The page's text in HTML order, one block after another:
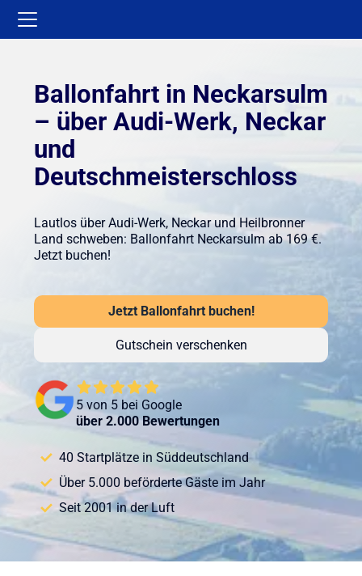
Ballonfahrt in Neckarsulm
– über Audi-Werk, Neckar
und
Deutschmeisterschloss
Lautlos über Audi-Werk, Neckar und Heilbronner
Land schweben: Ballonfahrt Neckarsulm ab 169 €.
Jetzt buchen!
Jetzt Ballonfahrt buchen!
Gutschein verschenken
5 von 5 bei Google
über 2.000 Bewertungen
40 Startplätze in Süddeutschland
Über 5.000 beförderte Gäste im Jahr
Seit 2001 in der Luft